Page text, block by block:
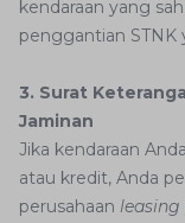
kendaraan yang
penggantian STNK
3. Surat
Jaminan
Jika kendaraan
atau kredit, Anda
perusahaan leasing